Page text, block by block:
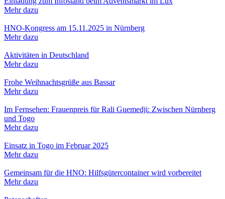
Mehr dazu
HNO-Kongress am 15.11.2025 in Nürnberg
Mehr dazu
Aktivitäten in Deutschland
Mehr dazu
Frohe Weihnachtsgrüße aus Bassar
Mehr dazu
Im Fernsehen: Frauenpreis für Rali Guemedji: Zwischen Nürnberg
und Togo
Mehr dazu
Einsatz in Togo im Februar 2025
Mehr dazu
Gemeinsam für die HNO: Hilfsgütercontainer wird vorbereitet
Mehr dazu